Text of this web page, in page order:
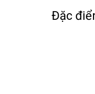
Đặc